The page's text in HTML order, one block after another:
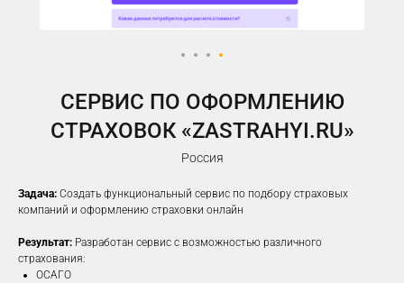
CЕРВИС ПО ОФОРМЛЕНИЮ
СТРАХОВОК «ZASTRAHYI.RU»
Россия
Задача: Создать функциональный сервис по подбору страховых
компаний и оформлению страховки онлайн
Результат: Разработан сервис с возможностью различного
страхования:
ОСАГО
Предлагаем решение, которое
100%наших клиентов
увеличить заявки
ПОДРОБНЕЕ